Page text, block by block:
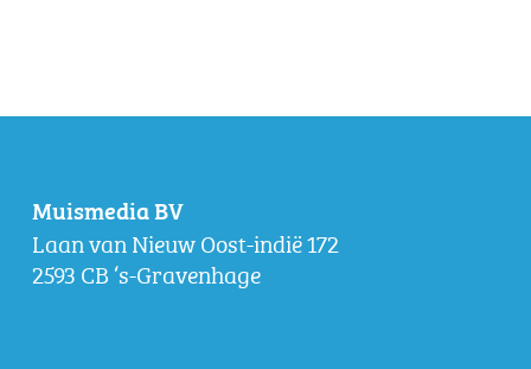
Muismedia BV
Laan van Nieuw Oost-indië 172
2593 CB ‘s-Gravenhage